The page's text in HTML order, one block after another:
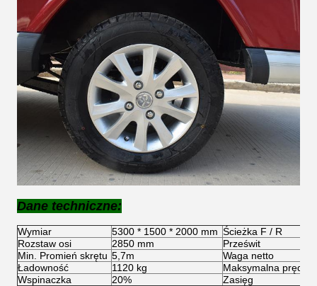
Dane techniczne:
Wymiar 5300 * 1500 * 2000 mm Ścieżka F / R
Rozstaw osi
2850 mm
Prześwit
Min. Promień skrętu 5,7m
Waga netto
Ładowność
1120 kg
Maksymalna
Wspinaczka
20% Zasięg